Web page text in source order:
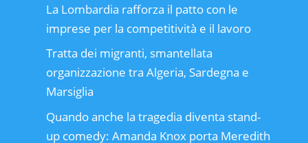
La Lombardia rafforza il patto con le
imprese per la competitività e il lavoro
Tratta dei migranti, smantellata
organizzazione tra Algeria, Sardegna e
Marsiglia
Quando anche la tragedia diventa stand-
up comedy: Amanda Knox porta Meredith